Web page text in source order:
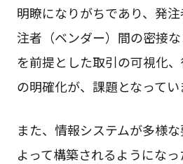
明瞭になりがちであり、発
注者（ベンダー）間の密接
を前提とした取引の可視化
の明確化が、課題となってい
また、情報システムが多様
よって構築されるようにな